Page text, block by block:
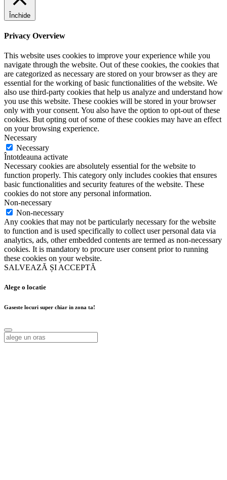
Închide
Privacy Overview
This website uses cookies to improve your experience while you
navigate through the website. Out of these cookies, the cookies that
are categorized as necessary are stored on your browser as they are
essential for the working of basic functionalities of the website. We
also use third-party cookies that help us analyze and understand how
you use this website. These cookies will be stored in your browser
only with your consent. You also have the option to opt-out of these
cookies. But opting out of some of these cookies may have an effect
on your browsing experience.
Necessary
Necessary
Întotdeauna activate
Necessary cookies are absolutely essential for the website to
function properly. This category only includes cookies that ensures
basic functionalities and security features of the website. These
cookies do not store any personal information.
Non-necessary
Non-necessary
Any cookies that may not be particularly necessary for the website
to function and is used specifically to collect user personal data via
analytics, ads, other embedded contents are termed as non-necessary
cookies. It is mandatory to procure user consent prior to running
these cookies on your website.
SALVEAZĂ ȘI ACCEPTĂ
Alege o locatie
Gaseste locuri super chiar in zona ta!
Alege o locatie